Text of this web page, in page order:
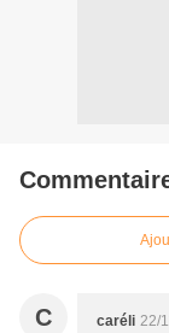
C caréli 22/